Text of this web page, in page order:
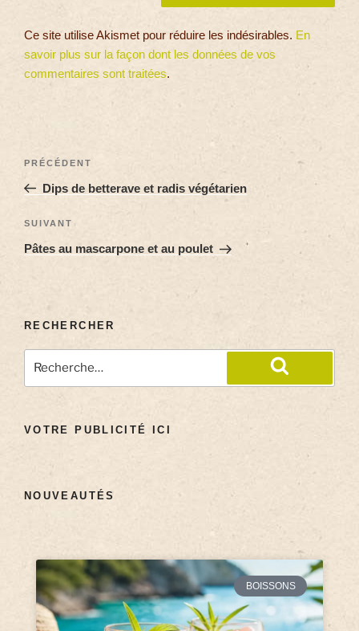
Ce site utilise Akismet pour réduire les indésirables. En
savoir plus sur la façon dont les données de vos
commentaires sont traitées.
PRÉCÉDENT
Dips de betterave et radis végétarien
SUIVANT
Pâtes au mascarpone et au poulet
RECHERCHER
VOTRE PUBLICITÉ ICI
NOUVEAUTÉS
BOISSONS